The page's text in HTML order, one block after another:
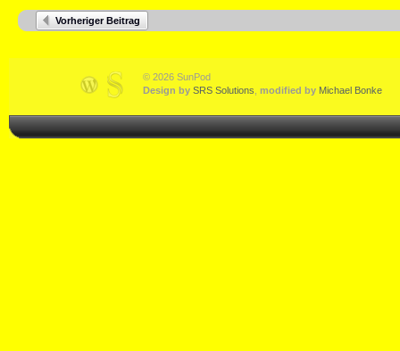
Vorheriger Beitrag
© 2026 SunPod
Design by SRS Solutions modified by Michael Bonke